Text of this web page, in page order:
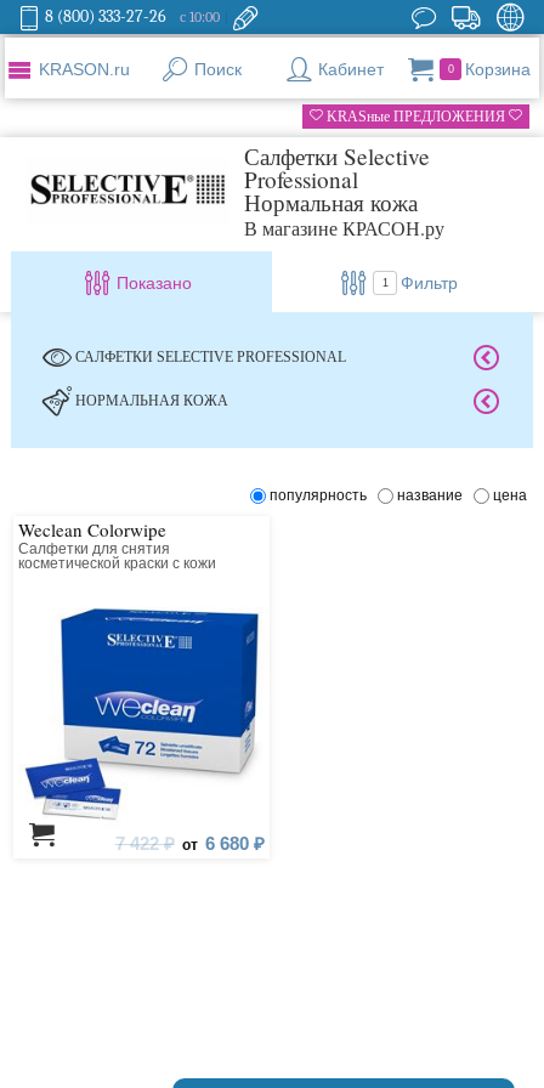
8 (800) 333-27-26 с 10:00
KRASON.ru Поиск Кабинет 0 Корзина
KRASные ПРЕДЛОЖЕНИЯ
Салфетки Selective
Professional
Нормальная кожа
В магазине КРАСОН.ру
Показано 1 Фильтр
САЛФЕТКИ SELECTIVE PROFESSIONAL
НОРМАЛЬНАЯ КОЖА
популярность название цена
Weclean Colorwipe
Салфетки для снятия
косметической краски с кожи
7 422 ₽ от 6 680 ₽